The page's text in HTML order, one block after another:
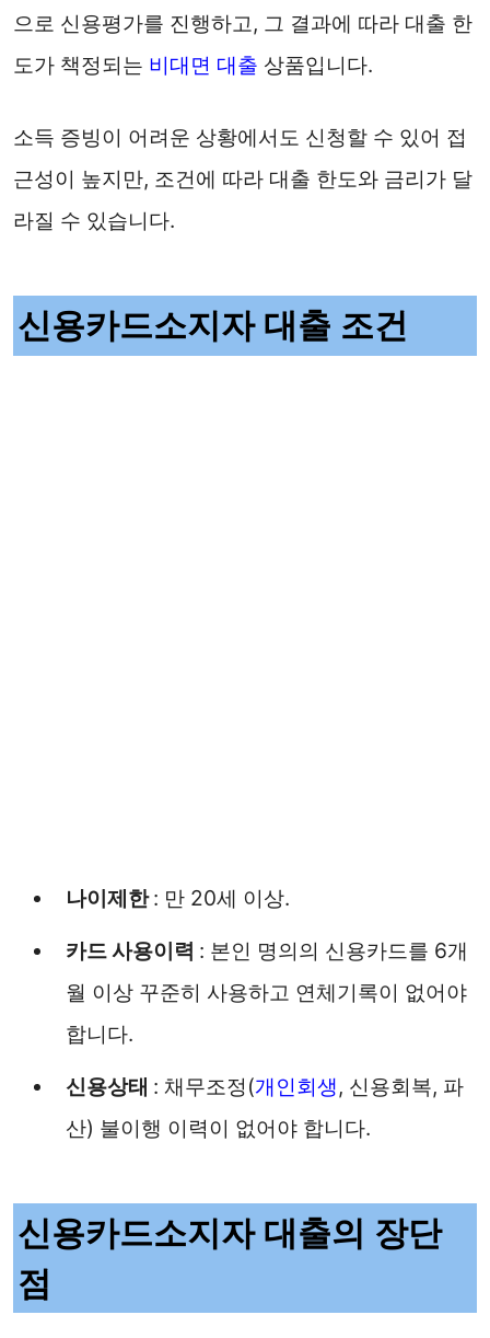
으로 신용평가를 진행하고, 그 결과에 따라 대출 한
도가 책정되는 비대면 대출 상품입니다.
소득 증빙이 어려운 상황에서도 신청할 수 있어 접
근성이 높지만, 조건에 따라 대출 한도와 금리가 달
라질 수 있습니다.
신용카드소지자 대출 조건
나이제한: 만 20세 이상.
카드 사용이력 : 본인 명의의 신용카드를 6개
월 이상 꾸준히 사용하고 연체기록이 없어야
합니다.
신용상태 : 채무조정(개인회생, 신용회복, 파
산) 불이행 이력이 없어야 합니다.
신용카드소지자 대출의 장단
점